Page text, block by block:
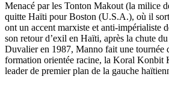
Menacé par les Tonton Makout (la milice
quitte Haïti pour Boston (U.S.A.), où il sort
ont un accent marxiste et anti-impérialiste
son retour d’exil en Haïti, après la chute
Duvalier en 1987, Manno fait une tournée
formation orientée racine, la Koral Konbit
leader de premier plan de la gauche